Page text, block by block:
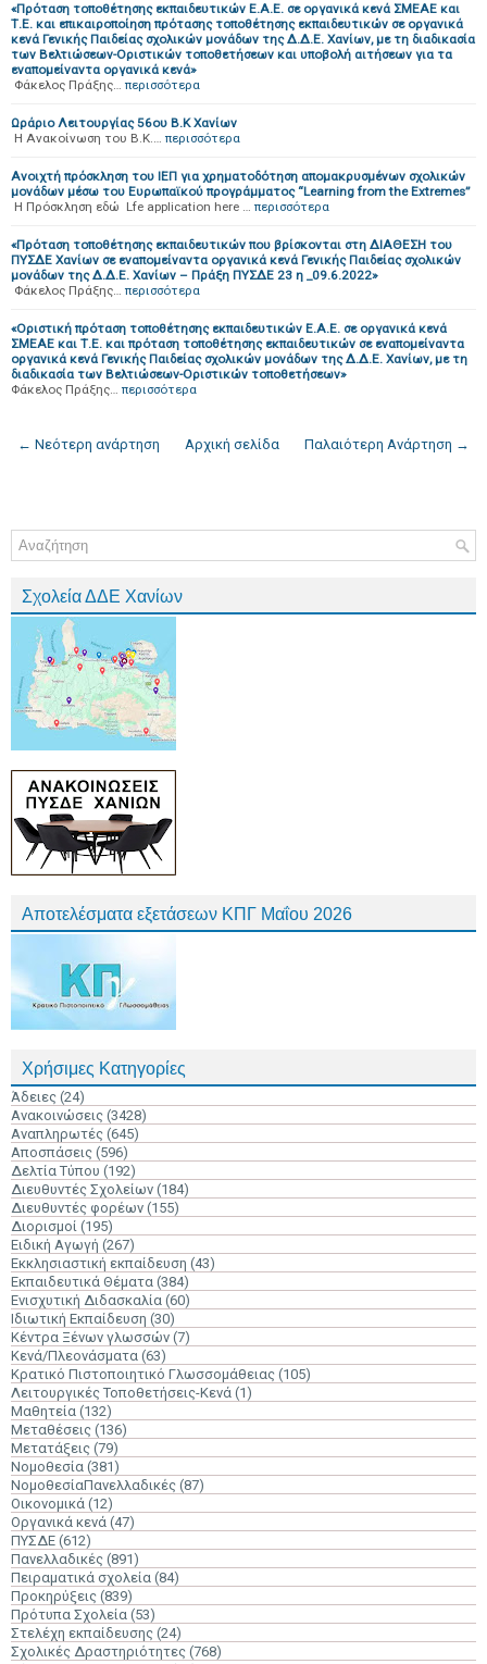
«Πρόταση τοποθέτησης εκπαιδευτικών Ε.Α.Ε. σε οργανικά κενά ΣΜΕΑΕ και
Τ.Ε. και επικαιροποίηση πρότασης τοποθέτησης εκπαιδευτικών σε οργανικά
κενά Γενικής Παιδείας σχολικών μονάδων της Δ.Δ.Ε. Χανίων, με τη διαδικασία
των Βελτιώσεων-Οριστικών τοποθετήσεων και υποβολή αιτήσεων για τα
εναπομείναντα οργανικά κενά»
Φάκελος Πράξης… περισσότερα
Ωράριο Λειτουργίας 56ου Β.Κ Χανίων
Η Ανακοίνωση του Β.Κ.… περισσότερα
Ανοιχτή πρόσκληση του ΙΕΠ για χρηματοδότηση απομακρυσμένων σχολικών
μονάδων μέσω του Ευρωπαϊκού προγράμματος “Learning from the Extremes”
Η Πρόσκληση εδώ Lfe application here … περισσότερα
«Πρόταση τοποθέτησης εκπαιδευτικών που βρίσκονται στη ΔΙΑΘΕΣΗ του
ΠΥΣΔΕ Χανίων σε εναπομείναντα οργανικά κενά Γενικής Παιδείας σχολικών
μονάδων της Δ.Δ.Ε. Χανίων – Πράξη ΠΥΣΔΕ 23 η _09.6.2022»
Φάκελος Πράξης… περισσότερα
«Οριστική πρόταση τοποθέτησης εκπαιδευτικών Ε.Α.Ε. σε οργανικά κενά
ΣΜΕΑΕ και Τ.Ε. και πρόταση τοποθέτησης εκπαιδευτικών σε εναπομείναντα
οργανικά κενά Γενικής Παιδείας σχολικών μονάδων της Δ.Δ.Ε. Χανίων, με τη
διαδικασία των Βελτιώσεων-Οριστικών τοποθετήσεων»
Φάκελος Πράξης… περισσότερα
← Νεότερη ανάρτηση Παλαιότερη Ανάρτηση →
Αρχική σελίδα
Σχολεία ΔΔΕ Χανίων
Αποτελέσματα εξετάσεων ΚΠΓ Μαΐου 2026
Χρήσιμες Κατηγορίες
Άδειες (24)
Ανακοινώσεις (3428)
Αναπληρωτές (645)
Αποσπάσεις (596)
Δελτία Τύπου (192)
Διευθυντές Σχολείων (184)
Διευθυντές φορέων (155)
Διορισμοί (195)
Ειδική Αγωγή (267)
Εκκλησιαστική εκπαίδευση (43)
Εκπαιδευτικά Θέματα (384)
Ενισχυτική Διδασκαλία (60)
Ιδιωτική Εκπαίδευση (30)
Κέντρα Ξένων γλωσσών (7)
Κενά/Πλεονάσματα (63)
Κρατικό Πιστοποιητικό Γλωσσομάθειας (105)
Λειτουργικές Τοποθετήσεις-Κενά (1)
Μαθητεία (132)
Μεταθέσεις (136)
Μετατάξεις (79)
Νομοθεσία (381)
ΝομοθεσίαΠανελλαδικές (87)
Οικονομικά (12)
Οργανικά κενά (47)
ΠΥΣΔΕ (612)
Πανελλαδικές (891)
Πειραματικά σχολεία (84)
Προκηρύξεις (839)
Πρότυπα Σχολεία (53)
Στελέχη εκπαίδευσης (24)
Σχολικές Δραστηριότητες (768)